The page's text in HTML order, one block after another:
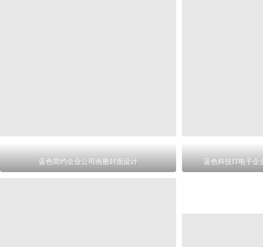
蓝色简约企业公司画册封面设计 蓝色科技IT电子企